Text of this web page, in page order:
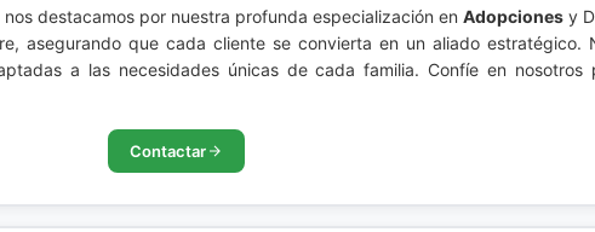
destacamos por nuestra profunda especialización en Adopciones y
asegurando que cada cliente se convierta en un aliado estratégico.
a las necesidades únicas de cada familia. Confíe en
Contactar